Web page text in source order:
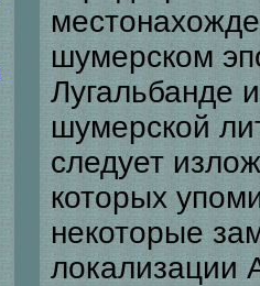
шумерском
Лугальбанде
шумерской
следует
которых
некоторые
локализации